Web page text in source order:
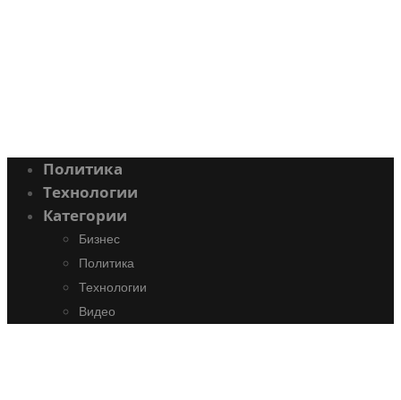
Политика
Технологии
Категории
Бизнес
Политика
Технологии
Видео